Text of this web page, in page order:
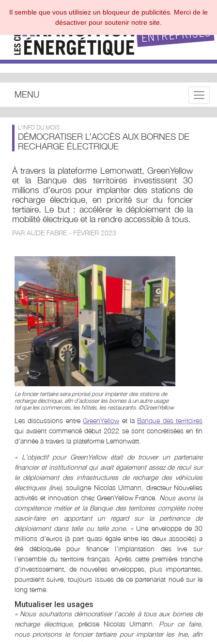
MENU
L'INFO DU MOIS
DÉMOCRATISER L’ACCÈS AUX BORNES DE
RECHARGE ÉLECTRIQUE
À travers la plateforme Lemonwatt, GreenYellow
et la Banque des territoires investissent 30
millions d’euros pour implanter des stations de
recharge électrique, en priorité sur du foncier
tertiaire. Le but : accélérer le déploiement de la
mobilité électrique et la rendre accessible à tous.
PAR AUDE FABRE - FÉVRIER 2023
Le foncier tertiaire sera priorisé pour implanter des stations de
recharge électrique, afin d’adosser les bornes à un autre usage
tel que les commerces, les hôtels, les restaurants. ©GreenYellow
Les discussions entreGreenYellow et la Banque des territoires
qui avaient commencé début 2022 se sont concrétisées en fin
d’année à travers la plateforme Lemonwatt.
« L’objectif pour GreenYellow était de trouver un partenaire
financier et institutionnel qui avait également assez de recul sur
le déploiement des infrastructures de recharge des véhicules
électriques (Irve), souligne Nicolas Ulmann, directeur Nouvelles
activités et innovation chez GreenYellow France. Nous avons la
compétence métier et la Banque des territoires complète notre
savoir-faire en apportant un regard sur la pertinence de
déploiement dans telle ou telle zone. » Une enveloppe de 30
millions d’euros (à part quasi égale entre les deux associés) a
été débloquée pour financer l’implantation des Irve sur
l’ensemble du territoire français. Après cette première tranche
d’investissement, de nouvelles enveloppes, plus importantes,
pourraient suivre, toujours issues de ce partenariat noué sur le
long terme.
Mutualiser les usages
« Nous souhaitons démocratiser l’accès à tous aux bornes de
recharge électrique, précise Nicolas Ulmann. Pour ce faire,
nous priorisons le foncier tertiaire pour implanter les Irve, afin
Il semble que vous utilisiez un bloqueur de publicités. Merci de le
désactiver pour soutenir notre site.